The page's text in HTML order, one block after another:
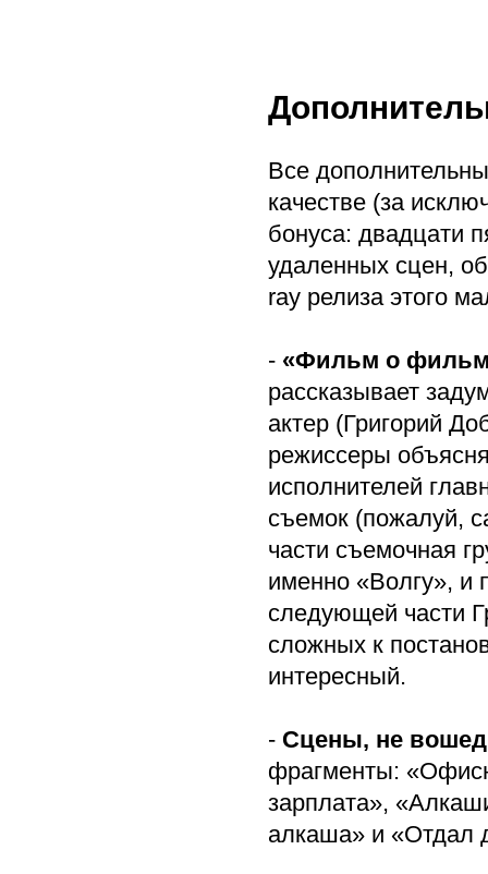
Все
качестве (за
бонуса: двадцати
удаленных сцен,
ray релиза этого
- «Фильм о
рассказывает
актер (Григорий
режиссеры
исполнителей
съемок (пожалуй,
части съемочная
именно «Волгу», и
следующей части
сложных к
интересный.
- Сцены, не
фрагменты:
зарплата»,
алкаша» и «Отдал